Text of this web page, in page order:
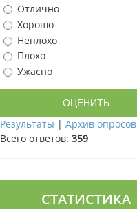
Отлично
Хорошо
Неплохо
Плохо
Ужасно
Результаты | Архив опросов
Всего ответов: 359
СТАТИСТИКА